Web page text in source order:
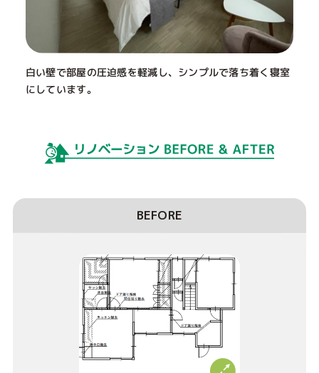
白い壁で部屋の圧迫感を軽減し、シンプルで落ち着く寝室
にしています。
BEFORE